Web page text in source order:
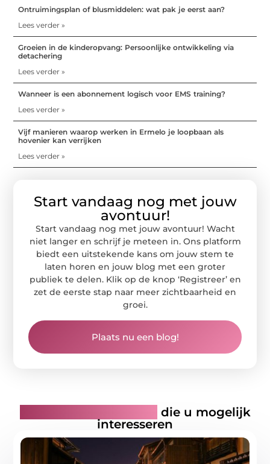
Ontruimingsplan of blusmiddelen: wat pak je eerst aan?
Lees verder »
Groeien in de kinderopvang: Persoonlijke ontwikkeling via
detachering
Lees verder »
Wanneer is een abonnement logisch voor EMS training?
Lees verder »
Vijf manieren waarop werken in Ermelo je loopbaan als
hovenier kan verrijken
Lees verder »
Start vandaag nog met jouw
avontuur!
Start vandaag nog met jouw avontuur! Wacht
niet langer en schrijf je meteen in. Ons platform
biedt een uitstekende kans om jouw stem te
laten horen en jouw blog met een groter
publiek te delen. Klik op de knop ‘Registreer’ en
zet de eerste stap naar meer zichtbaarheid en
groei.
Plaats nu een blog!
die u mogelijk
interesseren